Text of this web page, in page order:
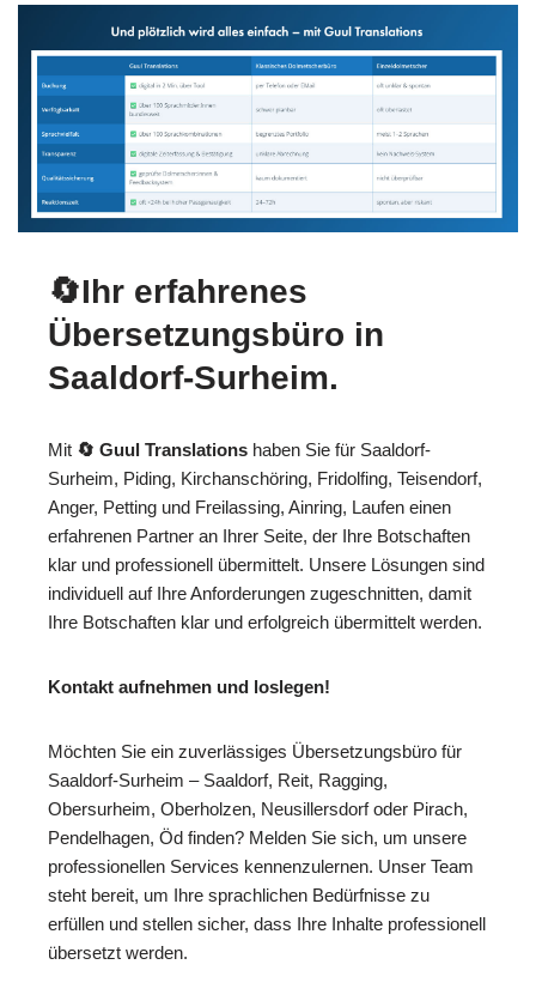
🔄Ihr erfahrenes
Übersetzungsbüro in
Saaldorf-Surheim.
Mit 🔄 Guul Translations haben Sie für Saaldorf-
Surheim, Piding, Kirchanschöring, Fridolfing, Teisendorf,
Anger, Petting und Freilassing, Ainring, Laufen einen
erfahrenen Partner an Ihrer Seite, der Ihre Botschaften
klar und professionell übermittelt. Unsere Lösungen sind
individuell auf Ihre Anforderungen zugeschnitten, damit
Ihre Botschaften klar und erfolgreich übermittelt werden.
Kontakt aufnehmen und loslegen!
Möchten Sie ein zuverlässiges Übersetzungsbüro für
Saaldorf-Surheim – Saaldorf, Reit, Ragging,
Obersurheim, Oberholzen, Neusillersdorf oder Pirach,
Pendelhagen, Öd finden? Melden Sie sich, um unsere
professionellen Services kennenzulernen. Unser Team
steht bereit, um Ihre sprachlichen Bedürfnisse zu
erfüllen und stellen sicher, dass Ihre Inhalte professionell
übersetzt werden.